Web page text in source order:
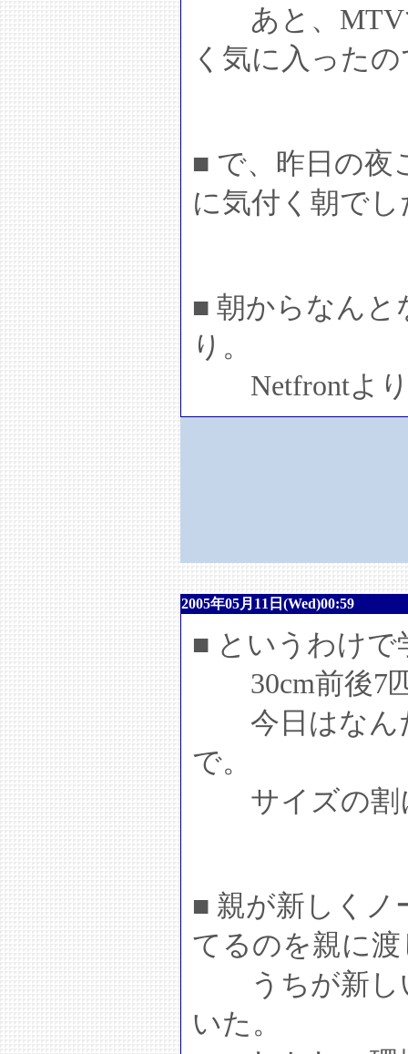
あと、MTV
く気に入った
■ で、昨日の夜
に気付く朝で
■ 朝からなんと
り。
Netfrontより
2005年05月11日(Wed)00:59
■ というわけで
30cm前後7
今日はなん
で。
サイズの割
■ 親が新しくノ
てるのを親に
うちが新し
いた。